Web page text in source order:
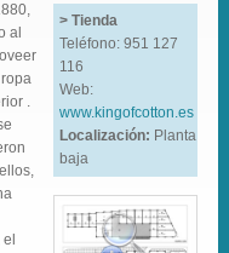
al
.
> Tienda
Teléfono: 951 127
116
Web:
www.kingofcotton.es
Localización: Planta
baja